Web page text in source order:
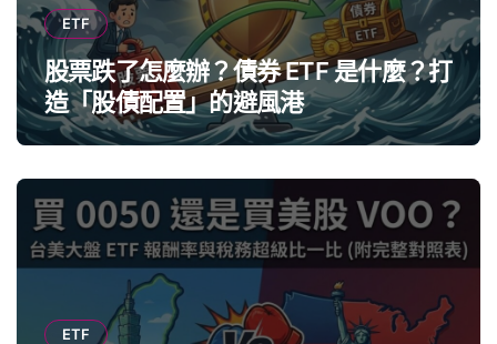
ETF
股票跌了怎麼辦？債券 ETF 是什麼？打
造「股債配置」的避風港
ETF